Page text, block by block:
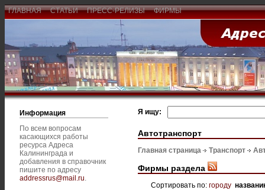
ГЛАВНАЯ СТАТЬИ ПРЕСС-РЕЛИЗЫ ФИРМЫ
Информация
По всем вопросам
касающихся работы
ресурса Адреса
Калининграда и
добавления в справочник
пишите по адресу
addressrus@mail.ru.
Я ищу:
Автотранспорт
Главная страница Транспорт
Фирмы раздела
Сортировать по: городу